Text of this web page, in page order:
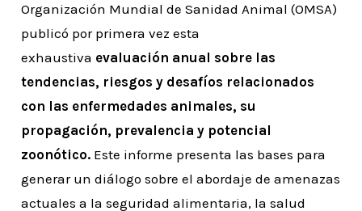
Organización Mundial de Sanidad Animal (OMSA)
publicó por primera vez esta
exhaustiva evaluación anual sobre las
tendencias, riesgos y desafíos relacionados
con las enfermedades animales, su
propagación, prevalencia y potencial
zoonótico. Este informe presenta las bases para
generar un diálogo sobre el abordaje de amenazas
actuales a la seguridad alimentaria, la salud